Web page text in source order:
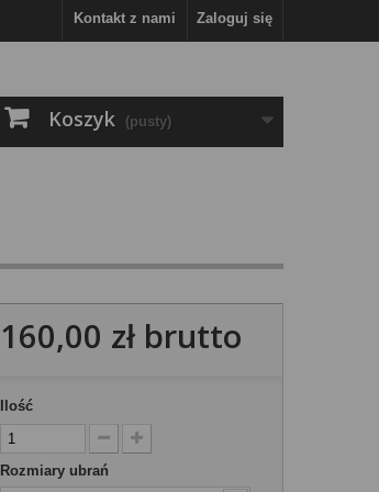
Zaloguj się
Kontakt z nami
Koszyk (pusty)
160,00 zł brutto
Ilość
Rozmiary ubrań